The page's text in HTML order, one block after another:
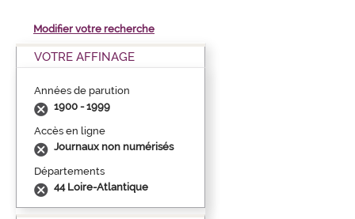
Modifier votre recherche
VOTRE AFFINAGE
Années de parution
1900 - 1999
Accès en ligne
Journaux non numérisés
Départements
44 Loire-Atlantique